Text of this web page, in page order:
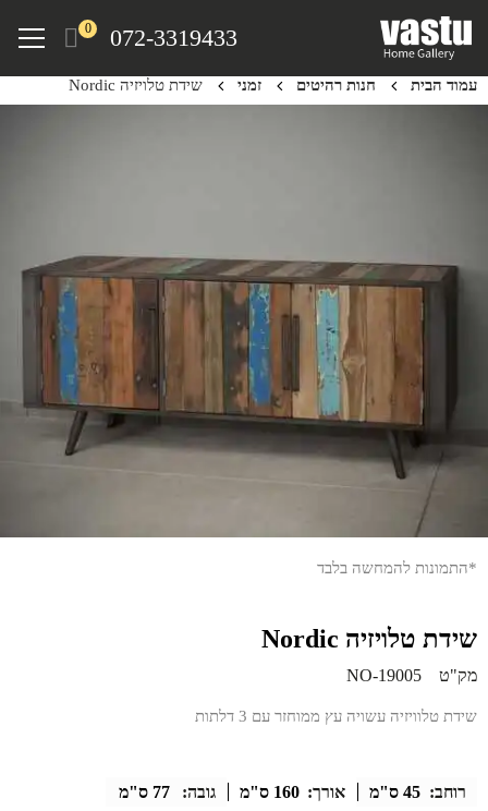
content
072-3319433
0
Menu
עמוד הבית חנות רהיטים זמני שידת טלויזיה Nordic
*התמונות להמחשה בלבד
שידת טלויזיה Nordic
מק"ט NO-19005
שידת טלוויזיה עשויה עץ ממוחזר עם 3 דלתות
רוחב: 45 ס"מ אורך: 160 ס"מ גובה: 77 ס"מ